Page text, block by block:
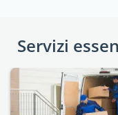
Servizi